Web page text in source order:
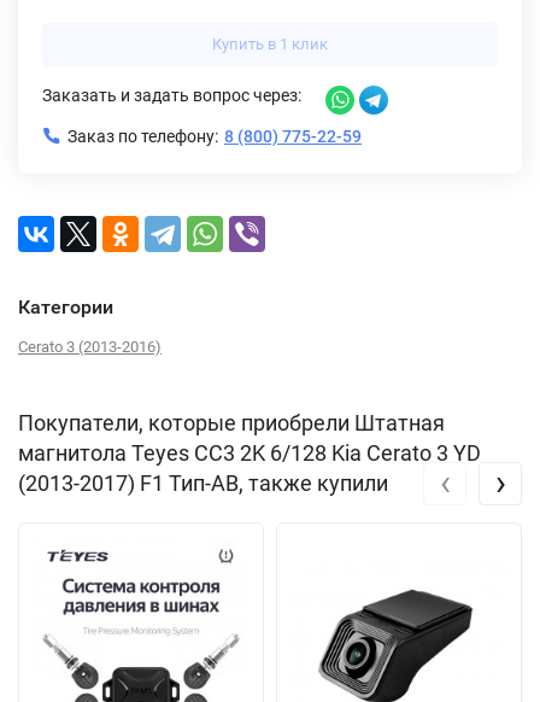
Купить в 1 клик
Заказать и задать вопрос через:
Заказ по телефону: 8 (800) 775-22-59
Категории
Cerato 3 (2013-2016)
Покупатели, которые приобрели Штатная
магнитола Teyes CC3 2K 6/128 Kia Cerato 3 YD
(2013-2017) F1 Тип-AB, также купили
‹ ›